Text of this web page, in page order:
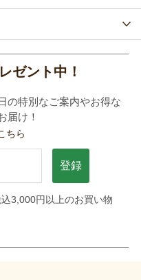
ゼント中！
の特別なご案内やお得な
届け！
ちら
登録
3,000円以上のお買い物